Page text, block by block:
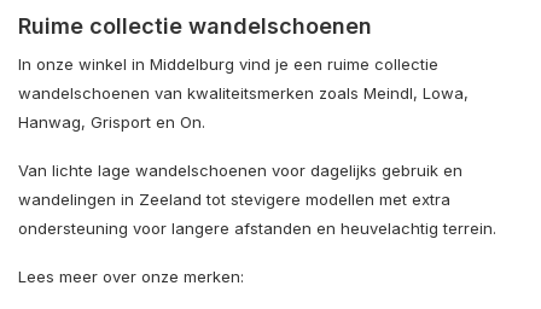
Ruime collectie wandelschoenen
In onze winkel in Middelburg vind je een ruime collectie
wandelschoenen van kwaliteitsmerken zoals Meindl, Lowa,
Hanwag, Grisport en On.
Van lichte lage wandelschoenen voor dagelijks gebruik en
wandelingen in Zeeland tot stevigere modellen met extra
ondersteuning voor langere afstanden en heuvelachtig terrein.
Lees meer over onze merken: